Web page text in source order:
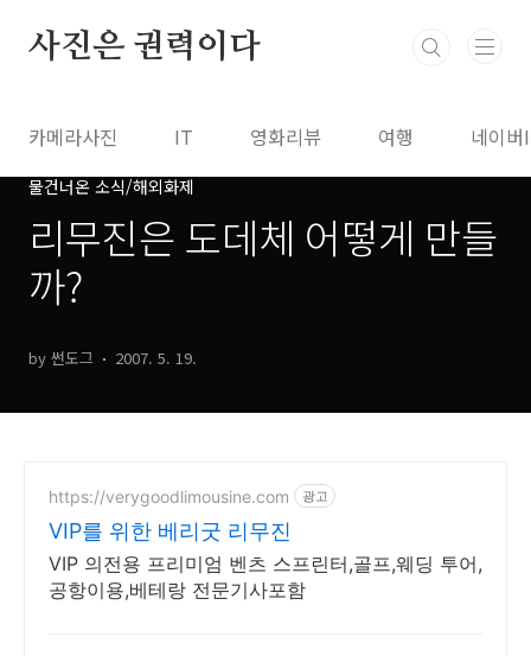
사진은 권력이다
카메라사진 IT 영화리뷰 여행 네이
물건너온 소식/해외화제
리무진은 도데체 어떻게 만들
까?
by 썬도그 2007. 5. 19.
https://verygoodlimousine.com 광고
VIP를 위한 베리굿 리무진
VIP 의전용 프리미엄 벤츠 스프린터,골프,웨딩 투어,
공항이용,베테랑 전문기사포함